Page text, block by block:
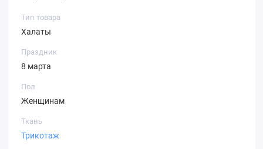
Тип товара
Халаты
Праздник
8 марта
Пол
Женщинам
Ткань
Трикотаж